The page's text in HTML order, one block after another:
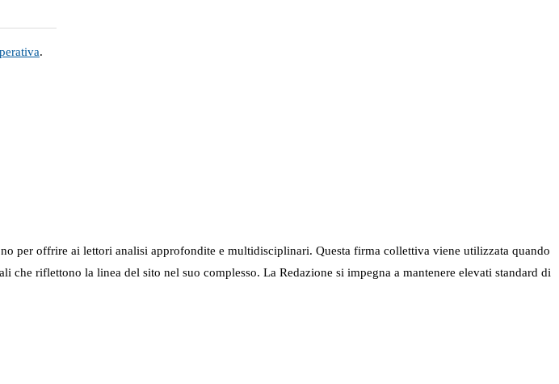
.
offrire ai lettori analisi approfondite e multidisciplinari. Questa firma collettiva viene utilizzata quando
riflettono la linea del sito nel suo complesso. La Redazione si impegna a mantenere elevati standard di